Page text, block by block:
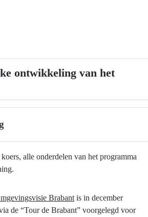
ontwikkeling van het
alle onderdelen van het programma
Brabant is in december
de “Tour de Brabant” voorgelegd voor